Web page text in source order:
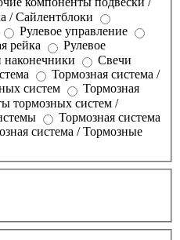
/ Сайлентблоки
Рулевое управление
рейка
Рулевое
наконечники
Свечи
Тормозная система /
систем
Тормозная
тормозных систем /
Тормозная система
система / Тормозные